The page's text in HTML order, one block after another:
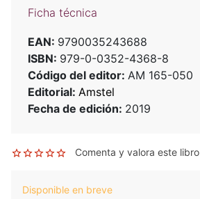
Ficha técnica
EAN: 9790035243688
ISBN: 979-0-0352-4368-8
Código del editor: AM 165-050
Editorial: Amstel
Fecha de edición: 2019
Comenta y valora este libro
Disponible en breve